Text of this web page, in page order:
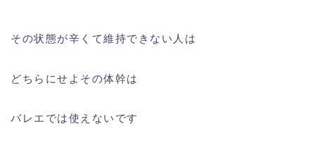
その状態が辛くて維持できない人は
どちらにせよその体幹は
バレエでは使えないです